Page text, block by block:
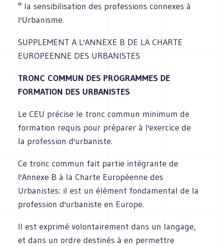
° la sensibilisation des professions connexes à
l'Urbanisme.
SUPPLEMENT A L'ANNEXE B DE LA CHARTE
EUROPEENNE DES URBANISTES
TRONC COMMUN DES PROGRAMMES DE
FORMATION DES URBANISTES
Le CEU précise le tronc commun minimum de
formation requis pour préparer à l'exercice de
la profession d'urbaniste.
Ce tronc commun fait partie intégrante de
l'Annexe B à la Charte Européenne des
Urbanistes: il est un élément fondamental de la
profession d'urbaniste en Europe.
Il est exprimé volontairement dans un langage,
et dans un ordre destinés à en permettre